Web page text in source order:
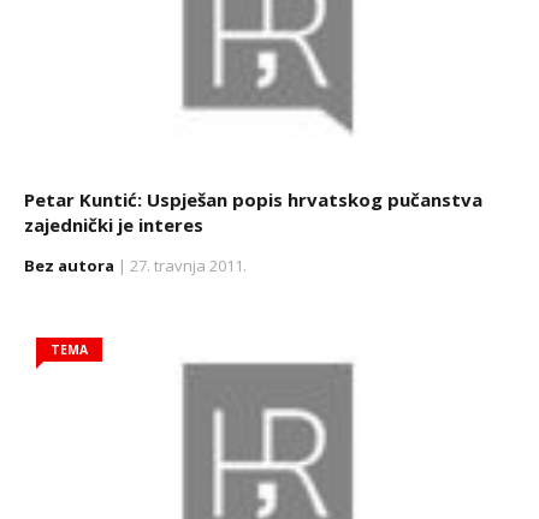
Petar Kuntić: Uspješan popis hrvatskog pučanstva
zajednički je interes
Bez autora | 27. travnja 2011.
TEMA